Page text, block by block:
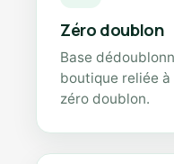
Zéro doublon
Base
boutique reliée
zéro doublon.